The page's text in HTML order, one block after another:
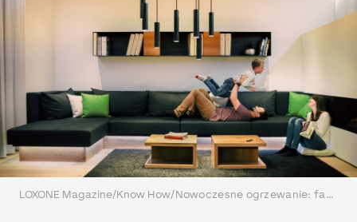
LOXONE Magazine/Know How/ Nowoczesne ogrzewanie: fakty i mity